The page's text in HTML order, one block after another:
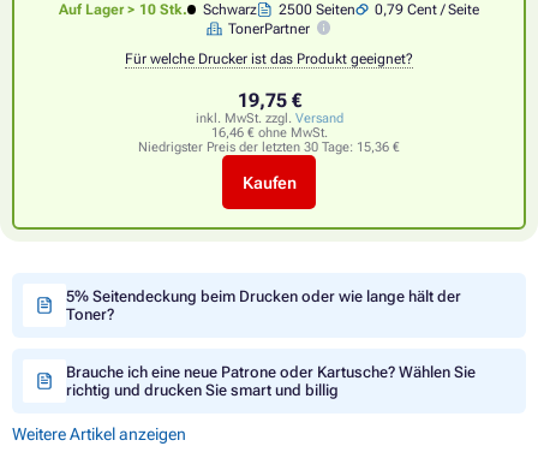
Auf Lager > 10 Stk. Schwarz 2500 Seiten
0,79 Cent / Seite
TonerPartner
Für welche Drucker ist das Produkt geeignet?
19,75 €
inkl. MwSt. zzgl. Versand
16,46 € ohne MwSt.
Niedrigster Preis der letzten 30 Tage: 15,36 €
Kaufen
5% Seitendeckung beim Drucken oder wie lange hält der
Toner?
Brauche ich eine neue Patrone oder Kartusche? Wählen Sie
richtig und drucken Sie smart und billig
Weitere Artikel anzeigen